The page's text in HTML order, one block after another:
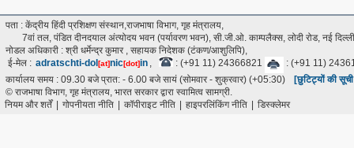
पता : केंद्रीय हिंदी प्रशिक्षण संस्थान,राजभाषा विभाग, गृह मंत्रालय,
7वां तल, पंडित दीनदयाल अंत्‍योदय भवन (पर्यावरण भवन), सी.जी.ओ. काम्पलैक्स, लोदी रोड, नई
नोडल अधिकारी : श्री धर्मेन्द्र कुमार , सहायक निदेशक (टंकण/आशुलिपि),
ई-मेल : adratschti-dol [at]nic[dot]in , : (+91 11) 24366821
: (+91 11)
कार्यालय समय : 09.30 बजे प्रात: - 6.00 बजे सायं (सोमवार - शुक्रवार) (+05:30)
[छुटिट्यों की
© राजभाषा विभाग, गृह मंत्रालय, भारत सरकार द्वारा स्वामित्व सामग्री.
नियम और शर्तें
गोपनीयता नीति कॉपीराइट नीति हाइपरलिंकिंग नीति डिस्क्लेमर